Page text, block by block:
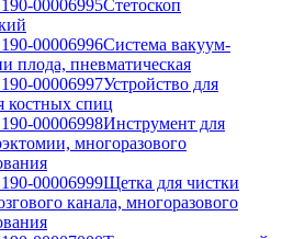
00006995Стетоскоп
00006996Система вакуум-
плода, пневматическая
00006997Устройство для
костных спиц
00006998Инструмент для
многоразового
00006999Щетка для чистки
канала, многоразового